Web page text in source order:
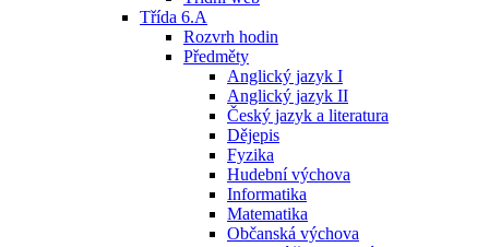
Třída 6.A
Rozvrh hodin
Předměty
Anglický jazyk I
Anglický jazyk II
Český jazyk a literatura
Dějepis
Fyzika
Hudební výchova
Informatika
Matematika
Občanská výchova